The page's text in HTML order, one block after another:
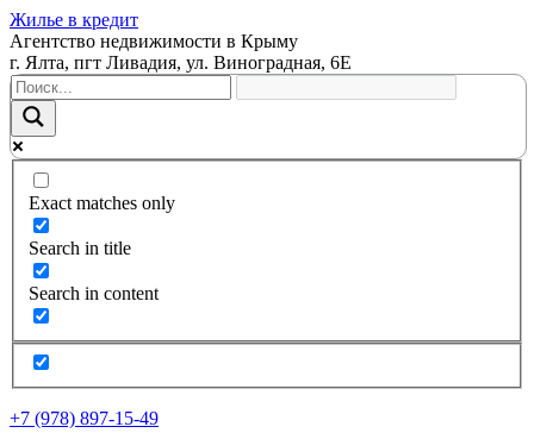
Жилье в кредит
Агентство недвижимости в Крыму
г. Ялта, пгт Ливадия, ул. Виноградная, 6Е
Exact matches only
Search in title
Search in content
+7 (978) 897-15-49